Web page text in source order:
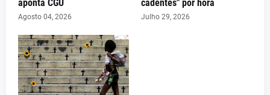
aponta CGU
Agosto 04, 2026
cadentes" por hora
Julho 29, 2026